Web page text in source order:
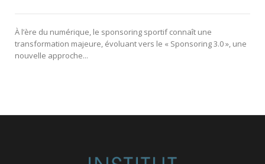
À l’ère du numérique, le sponsoring sportif connaît une
transformation majeure, évoluant vers le « Sponsoring 3.0 », une
nouvelle approche...